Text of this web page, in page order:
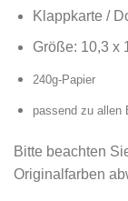
Klappkarte /
Größe: 10,3 x
240g-Papier
passend zu allen
Bitte beachten
Originalfarben